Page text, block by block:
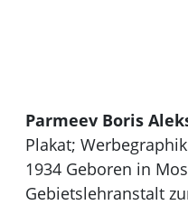
Parmeev Boris
Plakat;
1934 Geboren in
Gebietslehranstalt